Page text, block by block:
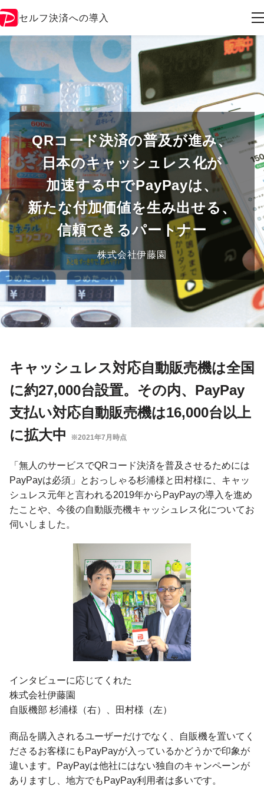
セルフ決済への導入
QRコード決済の普及が進み、
日本のキャッシュレス化が
加速する中でPayPayは、
新たな付加価値を生み出せる、
信頼できるパートナー
株式会社伊藤園
キャッシュレス対応自動販売機は全国
に約27,000台設置。その内、PayPay
支払い対応自動販売機は16,000台以上
に拡大中
※2021年7月時点
「無人のサービスでQRコード決済を普及させるためには
PayPayは必須」とおっしゃる杉浦様と田村様に、キャッ
シュレス元年と言われる2019年からPayPayの導入を進め
たことや、今後の自動販売機キャッシュレス化についてお
伺いしました。
インタビューに応じてくれた
株式会社伊藤園
自販機部 杉浦様（右）、田村様（左）
商品を購入されるユーザーだけでなく、自販機を置いてく
ださるお客様にもPayPayが入っているかどうかで印象が
違います。PayPayは他社にはない独自のキャンペーンが
ありますし、地方でもPayPay利用者は多いです。